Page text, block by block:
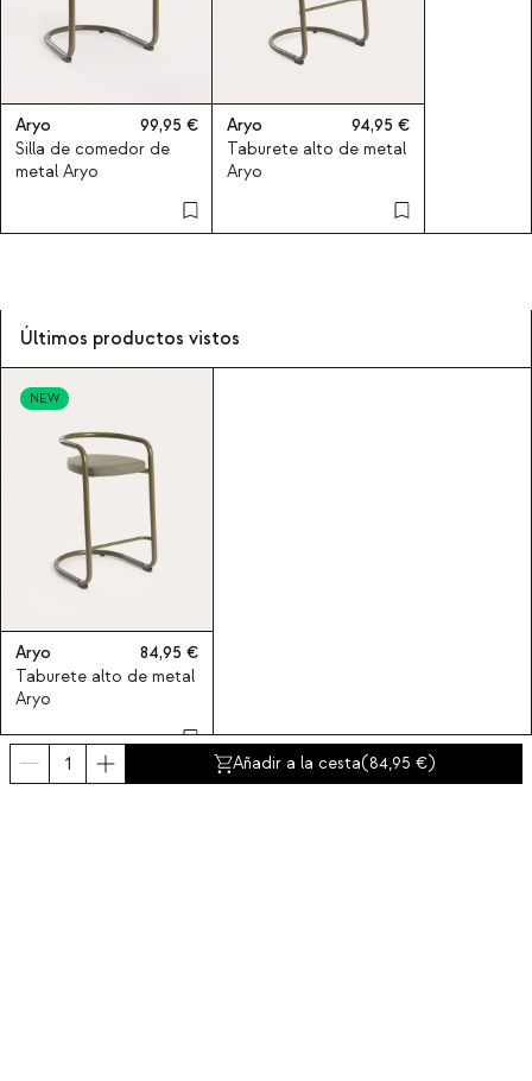
Añadir a la cesta(84,95 )
Aryo
99,95
Silla de comedor de
metal Aryo
Aryo
94,95
Taburete alto de metal
Aryo
Últimos productos vistos
NEW
Aryo
84,95
Taburete alto de metal
Aryo